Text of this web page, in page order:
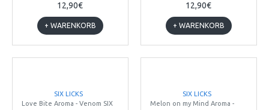
12,90€
+ WARENKORB
12,90€
+ WARENKORB
SIX LICKS
Love Bite Aroma - Venom SIX
SIX LICKS
Melon on my Mind Aroma -